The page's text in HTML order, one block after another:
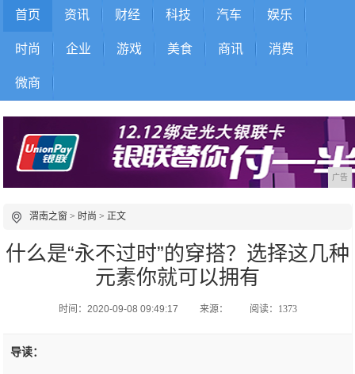
首页 资讯 财经 科技 汽车 娱乐
时尚 企业 游戏 美食 商讯 消费
微商
广告
渭南之窗 > 时尚 > 正文
什么是“永不过时”的穿搭？选择这几种
元素你就可以拥有
时间：2020-09-08 09:49:17 来源： 阅读：1373
导读：